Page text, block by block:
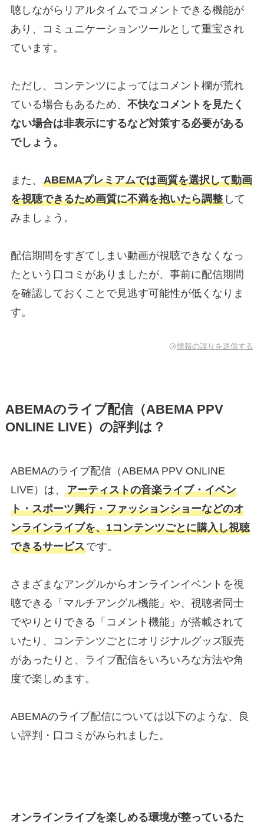
聴しながらリアルタイムでコメントできる機能が
あり、コミュニケーションツールとして重宝され
ています。
ただし、コンテンツによってはコメント欄が荒れ
ている場合もあるため、 不快なコメントを見たく
ない場合は非表示にするなど対策する必要がある
でしょう。
また、 ABEMAプレミアムでは画質を選択して動画
を視聴できるため画質に不満を抱いたら調整して
みましょう。
配信期間をすぎてしまい動画が視聴できなくなっ
たという口コミがありましたが、事前に配信期間
を確認しておくことで見逃す可能性が低くなりま
す。
情報の誤りを送信する
ABEMAのライブ配信（ABEMA PPV
ONLINE LIVE）の評判は？
ABEMAのライブ配信（ABEMA PPV ONLINE
LIVE）は、 アーティストの音楽ライブ・イベン
ト・スポーツ興行・ファッションショーなどのオ
ンラインライブを、1コンテンツごとに購入し視聴
できるサービスです。
さまざまなアングルからオンラインイベントを視
聴できる「マルチアングル機能」や、視聴者同士
でやりとりできる「コメント機能」が搭載されて
いたり、コンテンツごとにオリジナルグッズ販売
があったりと、ライブ配信をいろいろな方法や角
度で楽しめます。
ABEMAのライブ配信については以下のような、良
い評判・口コミがみられました。
オンラインライブを楽しめる環境が整っているた